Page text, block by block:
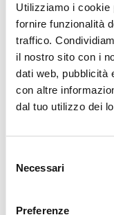
Utilizziamo i cookie
fornire funzionalità
traffico.
il nostro sito con i
dati web, pubblicità
con altre
dal tuo utilizzo dei
delNecessari
Preferenze
abcd
SECONDARY
abcd
BODY TEXT
Looking to change
and then select
CUSTOM